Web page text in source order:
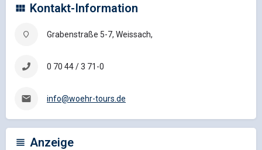
Kontakt-Information
Grabenstraße 5-7, Weissach,
0 70 44 / 3 71-0
info@woehr-tours.de
Anzeige